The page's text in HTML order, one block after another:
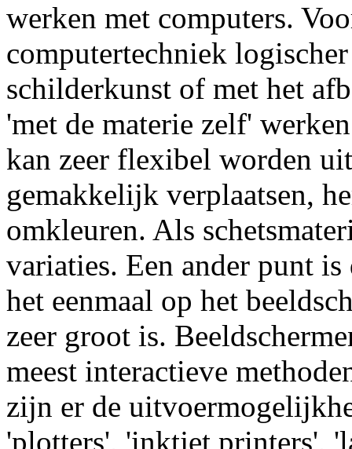
werken met computers.
computertechniek
schilderkunst of met het
'met de materie zelf'
kan zeer flexibel worden
gemakkelijk verplaatsen,
omkleuren. Als
variaties. Een ander punt
het eenmaal op het
zeer groot is.
meest interactieve
zijn er de
'plotters', 'inktjet printers',